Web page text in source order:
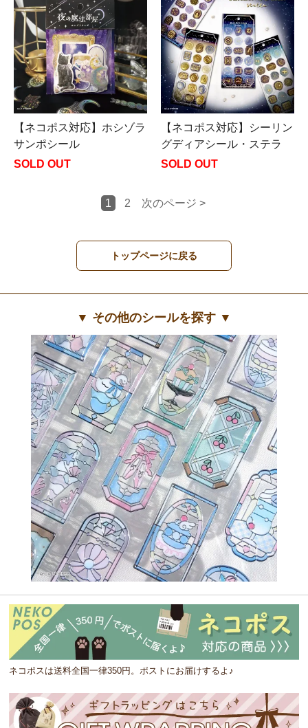
【ネコポス対応】ホシゾラ
サンポシール
SOLD OUT
【ネコポス対応】シーリン
グディアシール・ステラ
SOLD OUT
1 2 次のページ >
トップページに戻る
▼ その他のシールを探す ▼
ネコポスは送料全国一律350円。ポストにお届けするよ♪